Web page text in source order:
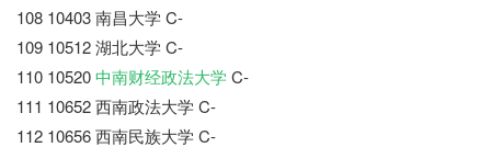
108 10403 南昌大学 C-
109 10512 湖北大学 C-
110 10520中南财经政法大学C-
111 10652 西南政法大学 C-
112 10656 西南民族大学 C-